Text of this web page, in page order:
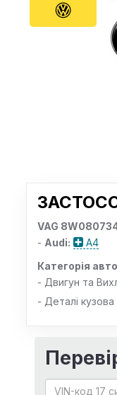
VAG
- Audi:
A4
Категорія
- Двигун та
- Деталі кузова